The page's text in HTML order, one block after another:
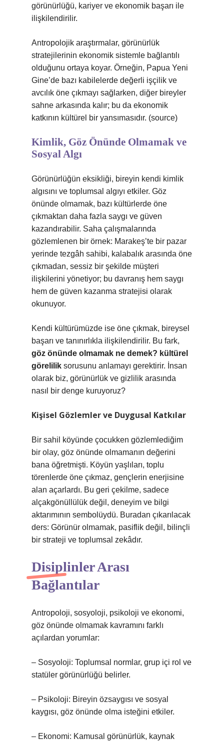
görünürlüğü, kariyer ve ekonomik başarı ile
ilişkilendirilir.
Antropolojik araştırmalar, görünürlük
stratejilerinin ekonomik sistemle bağlantılı
olduğunu ortaya koyar. Örneğin, Papua Yeni
Gine’de bazı kabilelerde değerli işçilik ve
avcılık öne çıkmayı sağlarken, diğer bireyler
sahne arkasında kalır; bu da ekonomik
katkının kültürel bir yansımasıdır. (source)
Kimlik, Göz Önünde Olmamak ve
Sosyal Algı
Görünürlüğün eksikliği, bireyin kendi kimlik
algısını ve toplumsal algıyı etkiler. Göz
önünde olmamak, bazı kültürlerde öne
çıkmaktan daha fazla saygı ve güven
kazandırabilir. Saha çalışmalarında
gözlemlenen bir örnek: Marakeş’te bir pazar
yerinde tezgâh sahibi, kalabalık arasında öne
çıkmadan, sessiz bir şekilde müşteri
ilişkilerini yönetiyor; bu davranış hem saygı
hem de güven kazanma stratejisi olarak
okunuyor.
Kendi kültürümüzde ise öne çıkmak, bireysel
başarı ve tanınırlıkla ilişkilendirilir. Bu fark,
göz önünde olmamak ne demek? kültürel
görelilik sorusunu anlamayı gerektirir. İnsan
olarak biz, görünürlük ve gizlilik arasında
nasıl bir denge kuruyoruz?
Kişisel Gözlemler ve Duygusal Katkılar
Bir sahil köyünde çocukken gözlemlediğim
bir olay, göz önünde olmamanın değerini
bana öğretmişti. Köyün yaşlıları, toplu
törenlerde öne çıkmaz, gençlerin enerjisine
alan açarlardı. Bu geri çekilme, sadece
alçakgönüllülük değil, deneyim ve bilgi
aktarımının sembolüydü. Buradan çıkarılacak
ders: Görünür olmamak, pasiflik değil, bilinçli
bir strateji ve toplumsal zekâdır.
Disiplinler Arası
Bağlantılar
Antropoloji, sosyoloji, psikoloji ve ekonomi,
göz önünde olmamak kavramını farklı
açılardan yorumlar:
– Sosyoloji: Toplumsal normlar, grup içi rol ve
statüler görünürlüğü belirler.
– Psikoloji: Bireyin özsaygısı ve sosyal
kaygısı, göz önünde olma isteğini etkiler.
– Ekonomi: Kamusal görünürlük, kaynak